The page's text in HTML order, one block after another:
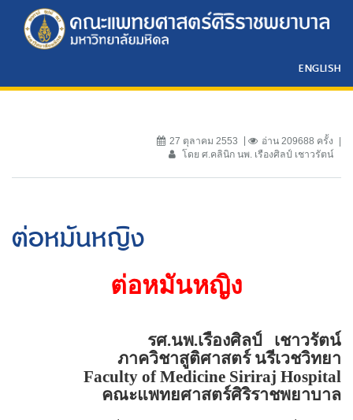
ENGLISH
27 ตุลาคม 2553
อ่าน 209688 ครั้ง
โดย ศ.คลินิก นพ. เรืองศิลป์ เชาวรัตน์
ต่อหมันหญิง
ต่อหมันหญิง
รศ.นพ.เรืองศิลป์
เชาวรัตน์
ภาควิชาสูติศาสตร์ นรีเวชวิทยา
Faculty ofMedicine Siriraj Hospital
คณะแพทยศาสตร์ศิริราชพยาบาล